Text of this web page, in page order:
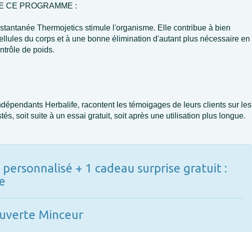
CE PROGRAMME :
Thermojetics stimule l'organisme. Elle contribue à bien
du corps et à une bonne élimination d'autant plus nécessaire en
de poids.
Herbalife, racontent les témoigages de leurs clients sur les
soit suite à un essai gratuit, soit après une utilisation plus longue.
+ 1 cadeau surprise gratuit :
Minceur